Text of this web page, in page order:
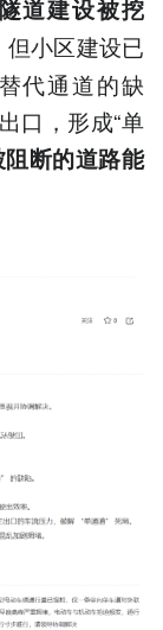
道建设被挖
但小区建设已
代通道的缺
口，形成“单
断的道路能